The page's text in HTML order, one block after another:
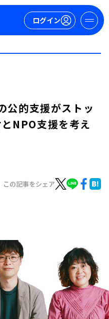
ログイン
公的支援がストッ
NPO支援を考え
この記事をシェア